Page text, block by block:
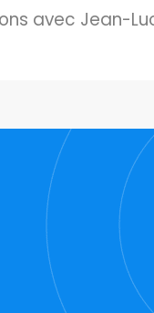
avec Jean-